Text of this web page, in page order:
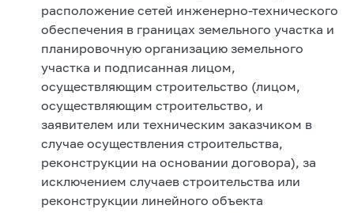
расположение сетей инженерно-технического
обеспечения в границах земельного участка и
планировочную организацию земельного
участка и подписанная лицом,
осуществляющим строительство (лицом,
осуществляющим строительство, и
заявителем или техническим заказчиком в
случае осуществления строительства,
реконструкции на основании договора), за
исключением случаев строительства или
реконструкции линейного объекта